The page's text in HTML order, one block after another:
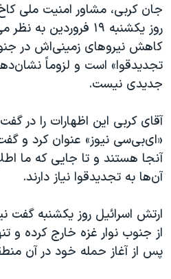
آرشیو پخش زنده
مجموعه مستندهای دادخواهی
تریبونال مردمی آبان ۹۸
دادگاه حمید نوری
چهل سال گروگان‌گیری
قانون شفافیت دارائی کادر رهبری
اعتراضات مردمی آبان ۹۸
اسرائیل در جنگ
نرگس محمدی برنده جایزه نوبل صلح
همایش محافظه‌کاران آمریکا
صفحه‌های ویژه
سفر پرزیدنت ترامپ به چین
جان کربی، مشاور امنیت ملی کاخ
روز یکشنبه ١٩
کاهش نیروهای زمینی‌اش در
تجدیدقوا» است و لزوماً
جدیدی نیست.
آقای کربی این اظهارات را در
«ای‌بی‌سی نیوز» عنوان کرد و
آنجا هستند و تا جایی که ما
آن‌ها به تجدیدقوا نیاز دارند.
ارتش اسرائیل روز یکشنبه گفت
از جنوب نوار غزه خارج کرده و
پس از آغاز حمله خود در آن